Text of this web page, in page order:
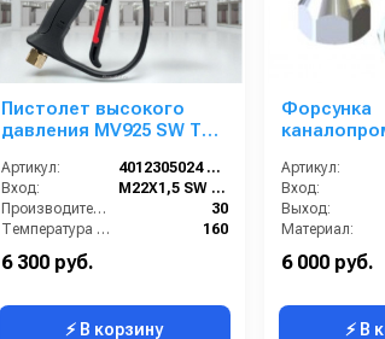
Пистолет высокого
давления MV925 SW TOP
Артикул:
4012305024 SW TOP INOX
Вход:
M22X1,5 SW TOP
Производительность (л/мин):
30
Температура (°C):
160
Страна-производитель:
6 300 руб.
⚡ В корзину
Форсунка
11; вход 3/
Артикул:
Вход:
Выход:
Материал:
Вес, кг:
6 000 руб.
⚡ В